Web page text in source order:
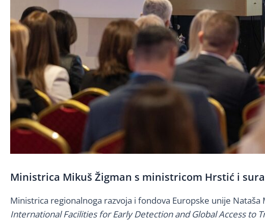
Ministrica Mikuš Žigman s ministricom Hrstić i
Ministrica regionalnoga razvoja i fondova Europske unije
International Facilities for Early Detection and Global Access to